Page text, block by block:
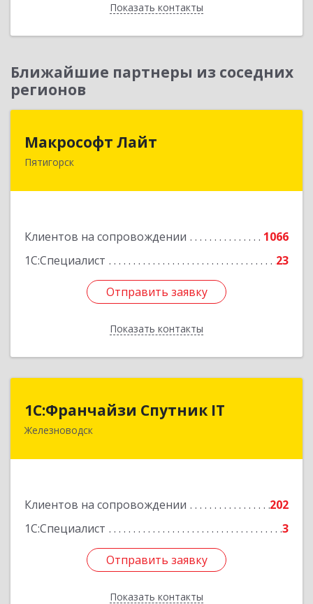
Показать контакты
Назад
Ближайшие партнеры из соседних
регионов
Макрософт Лайт
Пятигорск
Клиентов на сопровождении
1066
1С:Специалист
23
Отправить заявку
Показать контакты
357501, Ставропольский край, Пятигорск г,
Отправить заявку
Назад
1С:Франчайзи Спутник IT
Железноводск
Клиентов на сопровождении
202
1С:Специалист
3
Отправить заявку
Показать контакты
1С:Франчайзи Спутник IT
357430, Ставропольский край, город-курорт
Подробнее
Отправить заявку
Назад